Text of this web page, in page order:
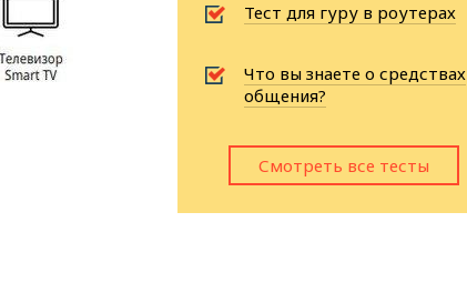
Тест для гуру в роутерах
Что вы знаете о средствах
общения?
Смотреть все тесты